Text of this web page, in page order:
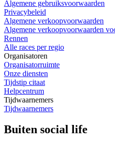
Algemene gebruiksvoorwaarden
Privacybeleid
Algemene verkoopvoorwaarden
Algemene verkoopvoorwaarden
Rennen
Alle races per regio
Organisatoren
Organisatorruimte
Onze diensten
Tijdstip citaat
Helpcentrum
Tijdwaarnemers
Tijdwaarnemers
Buiten social life